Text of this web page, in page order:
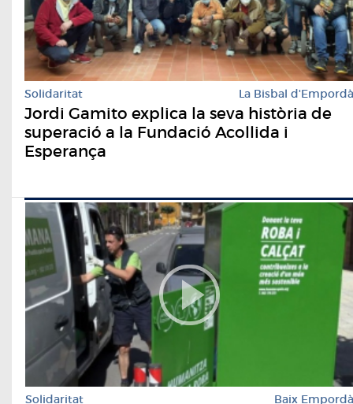
Solidaritat La Bisbal d'Empordà
Jordi Gamito explica la seva història de
superació a la Fundació Acollida i
Esperança
Solidaritat Baix Empordà